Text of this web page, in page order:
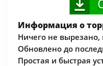
Информация о
Ничего не
Обновлено до
Простая и быстрая